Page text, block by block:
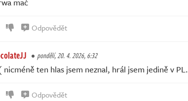
Odpovědět
pondělí, 20. 4. 2026, 6:32
nicméně ten hlas jsem neznal, hrál jsem jedině v PL.
Odpovědět